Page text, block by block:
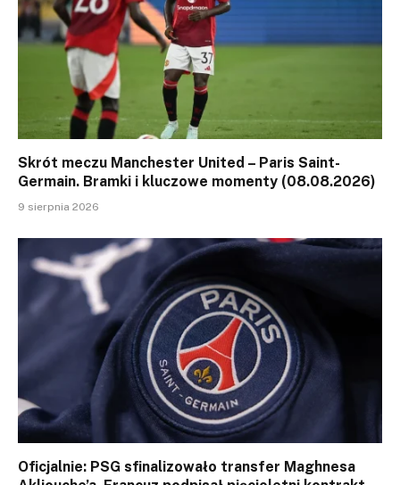
Skrót meczu Manchester United – Paris Saint-
Germain. Bramki i kluczowe momenty (08.08.2026)
9 sierpnia 2026
Oficjalnie: PSG sfinalizowało transfer Maghnesa